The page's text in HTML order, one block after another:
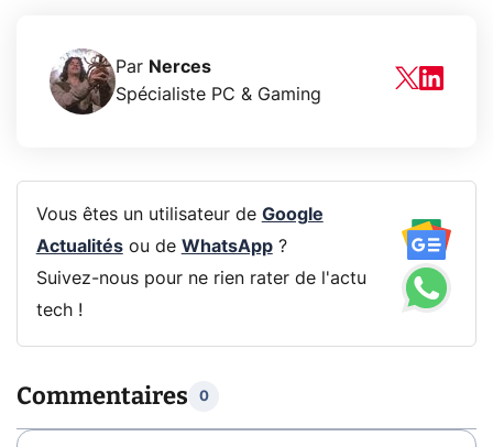
Par Nerces
Spécialiste PC & Gaming
Vous êtes un utilisateur de Google
Actualitésou de WhatsApp?
Suivez-nous pour ne rien rater de l'actu
tech !
Commentaires 0